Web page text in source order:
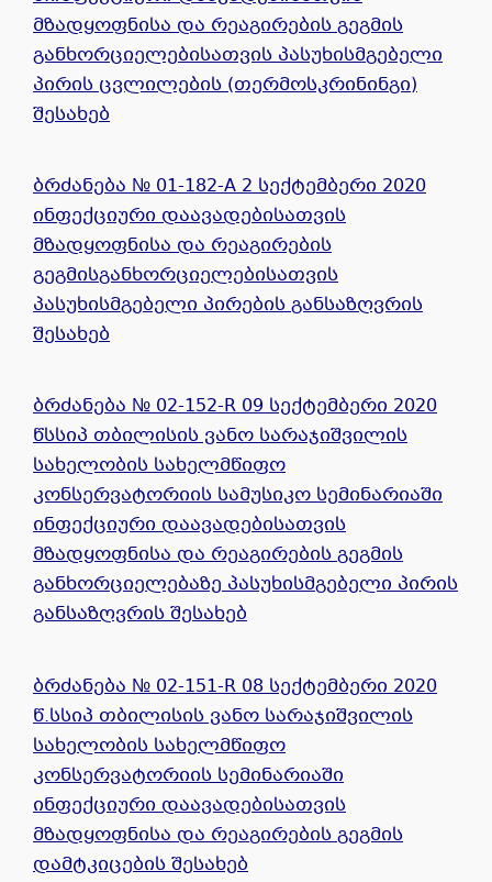
მზადყოფნისა და რეაგირების გეგმის
განხორციელებისათვის პასუხისმგებელი
პირის ცვლილების (თერმოსკრინინგი)
შესახებ
ბრძანება № 01-182-A 2 სექტემბერი 2020
ინფექციური დაავადებისათვის
მზადყოფნისა და რეაგირების
გეგმისგანხორციელებისათვის
პასუხისმგებელი პირების განსაზღვრის
შესახებ
ბრძანება № 02-152-R 09 სექტემბერი 2020
წსსიპ თბილისის ვანო სარაჯიშვილის
სახელობის სახელმწიფო
კონსერვატორიის სამუსიკო სემინარიაში
ინფექციური დაავადებისათვის
მზადყოფნისა და რეაგირების გეგმის
განხორციელებაზე პასუხისმგებელი პირის
განსაზღვრის შესახებ
ბრძანება № 02-151-R 08 სექტემბერი 2020
წ.სსიპ თბილისის ვანო სარაჯიშვილის
სახელობის სახელმწიფო
კონსერვატორიის სემინარიაში
ინფექციური დაავადებისათვის
მზადყოფნისა და რეაგირების გეგმის
დამტკიცების შესახებ